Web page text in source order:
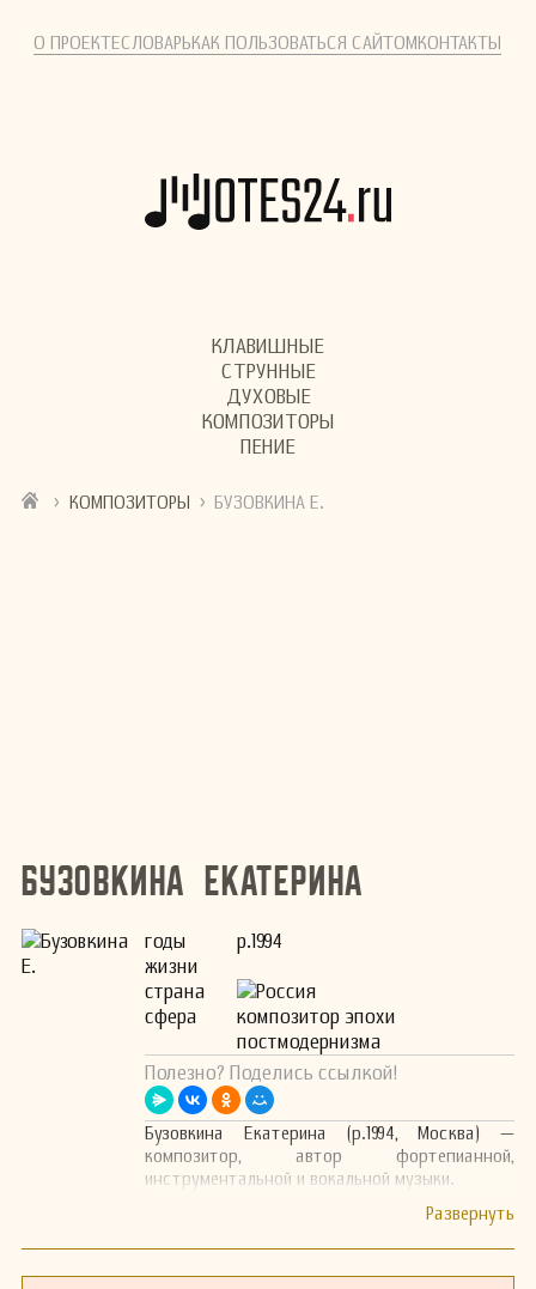
О ПРОЕКТЕСЛОВАРЬКАК ПОЛЬЗОВАТЬСЯ САЙТОМКОНТАКТЫ
КЛАВИШНЫЕ
СТРУННЫЕ
ДУХОВЫЕ
КОМПОЗИТОРЫ
ПЕНИЕ
› КОМПОЗИТОРЫ › БУЗОВКИНА Е.
Бузовкина Екатерина
годы
жизни
р.1994
страна
Россия
сфера
композитор эпохи
постмодернизма
Полезно? Поделись ссылкой!
Бузовкина Екатерина (р.1994, Москва) —
композитор, автор фортепианной,
инструментальной и вокальной музыки.